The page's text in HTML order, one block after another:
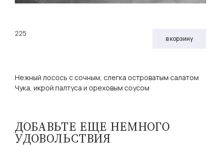
225
в корзину
Нежный лосось с сочным, слегка островатым салатом
Чука, икрой палтуса и ореховым соусом
ДОБАВЬТЕ ЕЩЕ НЕМНОГО
УДОВОЛЬСТВИЯ